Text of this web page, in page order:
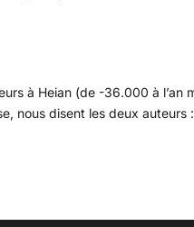
à Heian (de -36.000 à l’an
nous disent les deux auteurs :